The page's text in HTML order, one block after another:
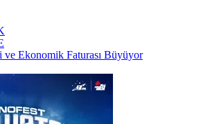
ve Ekonomik Faturası Büyüyor